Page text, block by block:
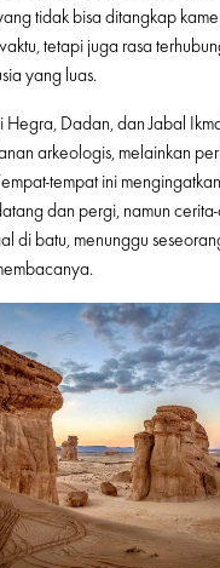
tidak bisa ditangkap
tetapi juga rasa
yang luas.
Dadan, dan Jabal
arkeologis, melainkan
tempat ini
dan pergi, namun
di batu, menunggu